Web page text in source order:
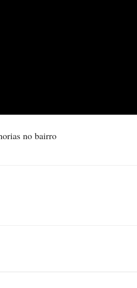
no bairro